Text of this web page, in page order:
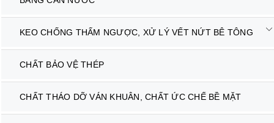
KEO CHỐNG THẤM NGƯỢC, XỬ LÝ VẾT NỨT BÊ TÔNG
CHẤT BẢO VỆ THÉP
CHẤT THÁO DỠ VÁN KHUÂN, CHẤT ỨC CHẾ BỀ MẶT